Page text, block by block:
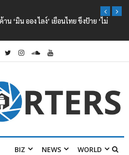
น ‘มิน ออง ไลง์’ เยือนไทย ขึงป้าย ‘ไม่
BIZ NEWS WORLD